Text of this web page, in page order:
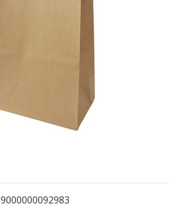
9000000092983